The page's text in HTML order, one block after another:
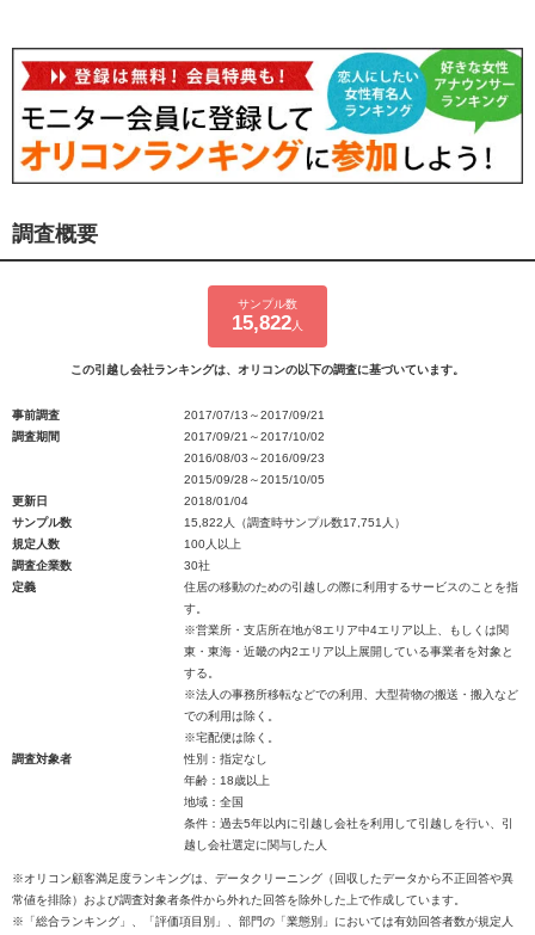
調査概要
サンプル数
15,822 人
この引越し会社ランキングは、オリコンの以下の調査に基づいています。
事前調査
2017/07/13～2017/09/21
調査期間
2017/09/21～2017/10/02
2016/08/03～2016/09/23
2015/09/28～2015/10/05
更新日
2018/01/04
サンプル数
15,822人（調査時サンプル数17,751人）
規定人数
100人以上
調査企業数
30社
定義
住居の移動のための引越しの際に利用するサービスのことを指
す。
※営業所・支店所在地が8エリア中4エリア以上、もしくは関
東・東海・近畿の内2エリア以上展開している事業者を対象と
する。
※法人の事務所移転などでの利用、大型荷物の搬送・搬入など
での利用は除く。
※宅配便は除く。
調査対象者
性別：指定なし
年齢：18歳以上
地域：全国
条件：過去5年以内に引越し会社を利用して引越しを行い、引
越し会社選定に関与した人
※オリコン顧客満足度ランキングは、データクリーニング（回収したデータから不正回答や異
常値を排除）および調査対象者条件から外れた回答を除外した上で作成しています。
※「総合ランキング」、「評価項目別」、部門の「業態別」においては有効回答者数が規定人